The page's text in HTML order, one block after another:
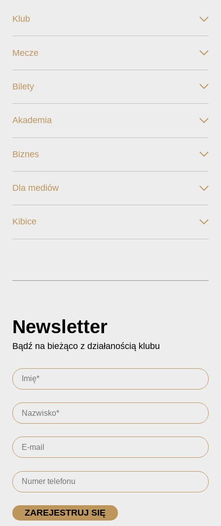
Klub
Mecze
Bilety
Akademia
Biznes
Dla mediów
Kibice
Newsletter
Bądź na bieżąco z działanością klubu